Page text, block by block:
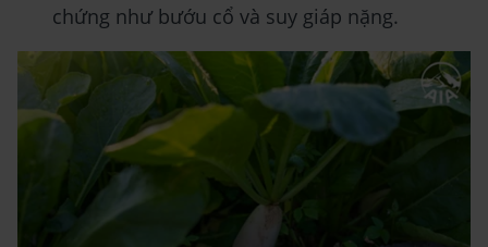
chứng như bướu cổ và suy giáp nặng.